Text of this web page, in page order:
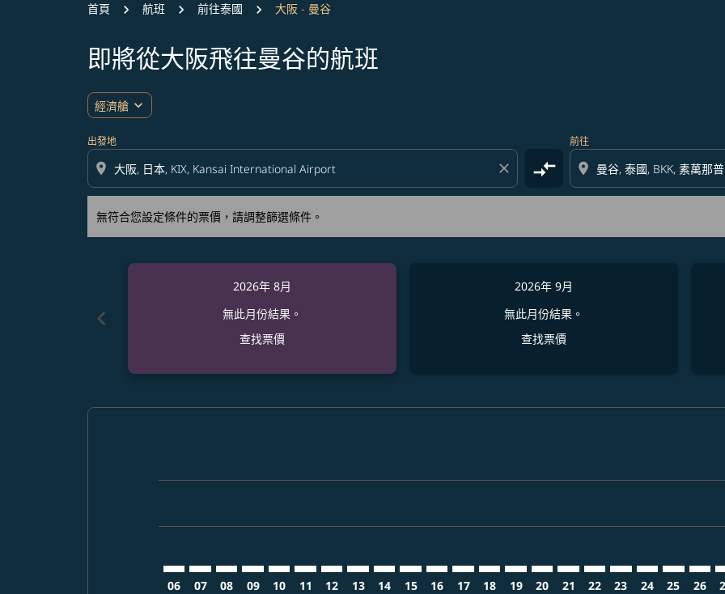
首頁 航班 前往泰國 大阪 - 曼谷
即將從大阪飛往曼谷的航班
經濟艙 expand_more
出發地
location_on close compare_arrows
前往
location_on
無符合您設定條件的票價，請調整篩選條件。
無符合您設定條件的票價，請調整篩選條件。
chevron_left
2026年 8月
無此月份結果。
查找票價
2026年 9月
無此月份結果。
查找票價
06 07 08 09 10 11 12 13 14 15 16 17 18 19 20 21
KIX–BKK: cmp-view-
22
KIX–BKK: cmp-
23
KIX–BKK:
24 25 26